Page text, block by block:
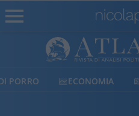
ECONOMIA LIBERILIBRI